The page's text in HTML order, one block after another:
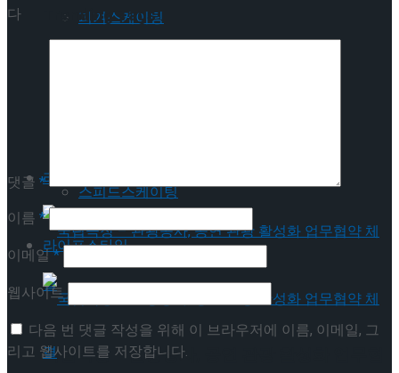
피겨스케이팅
라이프스타일
국립극장 – 관광공사, 공연 관광 활성화 업무협
Trending Tags
스피드스케이팅
라이프스타일
다
댓글 *
이름 *
이메일*
웹사이트
다음 번 댓글 작성을 위해 이 브라우저에 이름, 이메일, 그
리고 웹사이트를 저장합니다.